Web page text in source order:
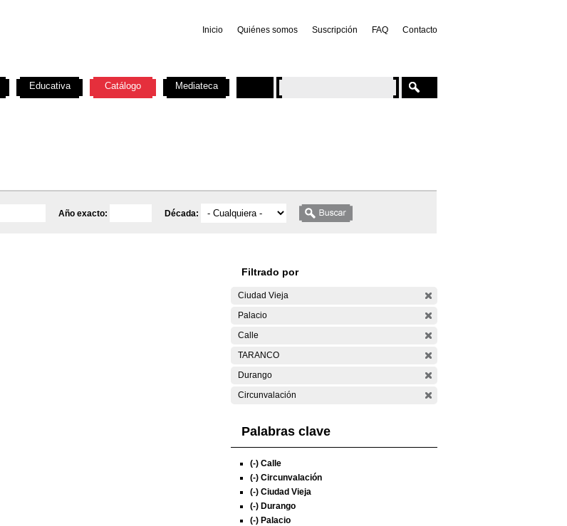
Inicio Quiénes somos Suscripción FAQ Contacto
Año exacto: Década:
Filtrado por
Ciudad Vieja
Palacio
Calle
TARANCO
Durango
Circunvalación
Palabras clave
(-) Calle
(-) Circunvalación
(-) Ciudad Vieja
(-) Durango
(-) Palacio
Educativa Catálogo Mediateca